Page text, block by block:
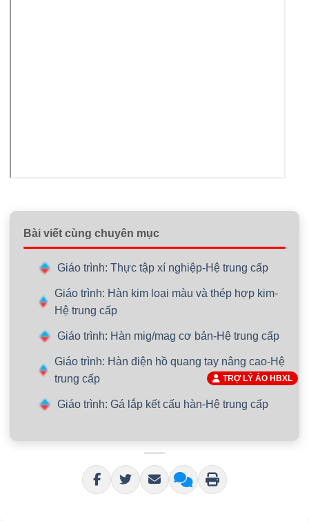
Bài viết cùng chuyên mục
Giáo trình: Thực tập xí nghiệp-Hệ trung cấp
Giáo trình: Hàn kim loại màu và thép hợp kim-
Hệ trung cấp
Giáo trình: Hàn mig/mag cơ bản-Hệ trung cấp
Giáo trình: Hàn điện hồ quang tay nâng cao-Hệ
trung cấp
Giáo trình: Gá lắp kết cấu hàn-Hệ trung cấp
TRỢ LÝ ẢO HBXL